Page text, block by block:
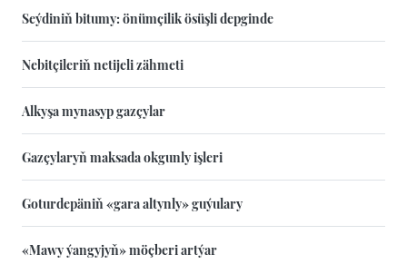
Seýdiniň bitumy: önümçilik ösüşli depginde
Nebitçileriň netijeli zähmeti
Alkyşa mynasyp gazçylar
Gazçylaryň maksada okgunly işleri
Goturdepäniň «gara altynly» guýulary
«Mawy ýangyjyň» möçberi artýar